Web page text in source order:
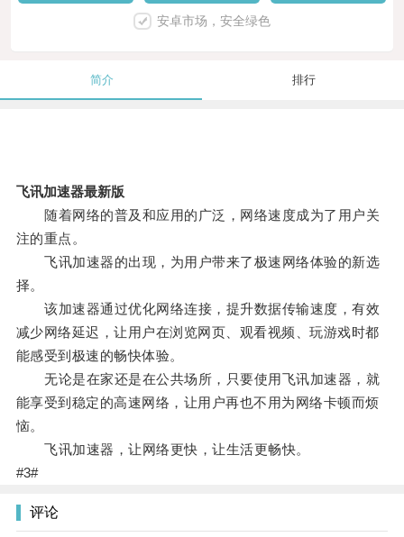
安卓市场，安全绿色
简介 排行
飞讯加速器最新版
随着网络的普及和应用的广泛，网络速度成为了用户关
注的重点。
飞讯加速器的出现，为用户带来了极速网络体验的新选
择。
该加速器通过优化网络连接，提升数据传输速度，有效
减少网络延迟，让用户在浏览网页、观看视频、玩游戏时都
能感受到极速的畅快体验。
无论是在家还是在公共场所，只要使用飞讯加速器，就
能享受到稳定的高速网络，让用户再也不用为网络卡顿而烦
恼。
飞讯加速器，让网络更快，让生活更畅快。
#3#
评论